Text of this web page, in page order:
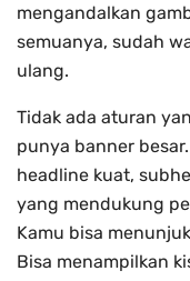
mengandalkan
semuanya, sudah
ulang.
Tidak ada aturan
punya banner
headline kuat,
yang mendukung
Kamu bisa
Bisa menampilkan